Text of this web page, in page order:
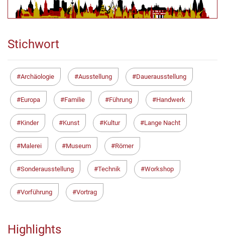
Stichwort
Archäologie Ausstellung Dauerausstellung
Europa Familie Führung Handwerk
Kinder Kunst Kultur Lange Nacht
Malerei Museum Römer
Sonderausstellung Technik Workshop
Vorführung Vortrag
Highlights